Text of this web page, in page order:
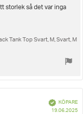
storlek så det var inga
Tank Top Svart, M, Svart, M
BekräftadKÖPARE
19.06.2025